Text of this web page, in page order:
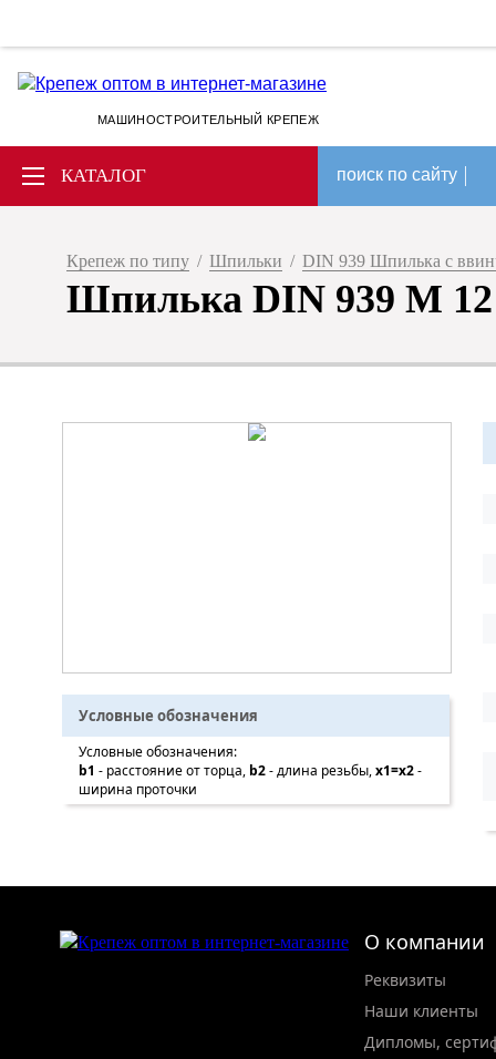
МАШИНОСТРОИТЕЛЬНЫЙ КРЕПЕЖ
КАТАЛОГ поиск по сайту
Крепеж по типу / Шпильки / DIN 939 Шпилька с
Шпилька DIN 939 M 12
Условные обозначения
Условные обозначения:
b1 - расстояние от торца, b2- длина резьбы,x1=x2-
ширина проточки
О компании
Реквизиты
Наши клиенты
Дипломы,